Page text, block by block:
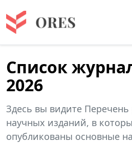
Список
2026
Здесь вы видите
научных изданий, в
опубликованы основные